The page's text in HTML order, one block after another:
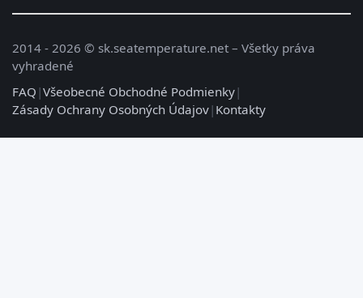
2014 - 2026 © sk.seatemperature.net – Všetky práva
vyhradené
FAQ |Všeobecné Obchodné Podmienky|
Zásady Ochrany Osobných Údajov| Kontakty